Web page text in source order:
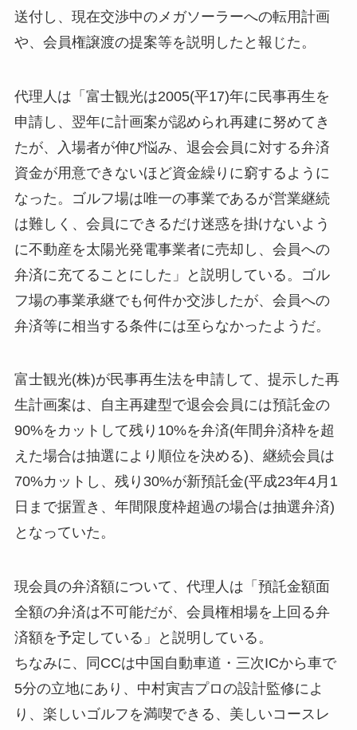
送付し、現在交渉中のメガソーラーへの転用計画
や、会員権譲渡の提案等を説明したと報じた。
代理人は「富士観光は2005(平17)年に民事再生を
申請し、翌年に計画案が認められ再建に努めてき
たが、入場者が伸び悩み、退会会員に対する弁済
資金が用意できないほど資金繰りに窮するように
なった。ゴルフ場は唯一の事業であるが営業継続
は難しく、会員にできるだけ迷惑を掛けないよう
に不動産を太陽光発電事業者に売却し、会員への
弁済に充てることにした」と説明している。ゴル
フ場の事業承継でも何件か交渉したが、会員への
弁済等に相当する条件には至らなかったようだ。
富士観光(株)が民事再生法を申請して、提示した再
生計画案は、自主再建型で退会会員には預託金の
90%をカットして残り10%を弁済(年間弁済枠を超
えた場合は抽選により順位を決める)、継続会員は
70%カットし、残り30%が新預託金(平成23年4月1
日まで据置き、年間限度枠超過の場合は抽選弁済)
となっていた。
現会員の弁済額について、代理人は「預託金額面
全額の弁済は不可能だが、会員権相場を上回る弁
済額を予定している」と説明している。
ちなみに、同CCは中国自動車道・三次ICから車で
5分の立地にあり、中村寅吉プロの設計監修によ
り、楽しいゴルフを満喫できる、美しいコースレ